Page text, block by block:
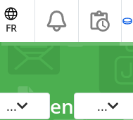
FR
... en ...